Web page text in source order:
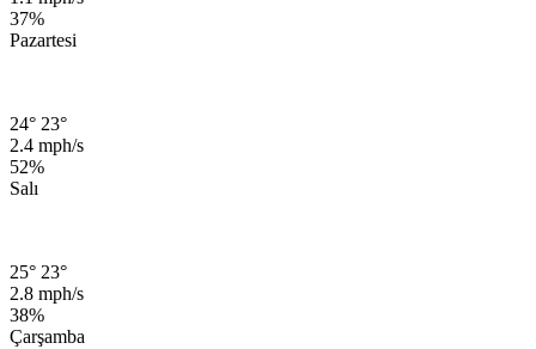
37%
Pazartesi
24° 23°
2.4 mph/s
52%
Salı
25° 23°
2.8 mph/s
38%
Çarşamba